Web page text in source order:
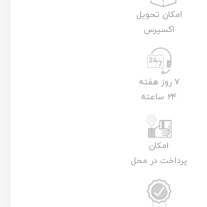
امکان تحویل
اکسپرس
۷ روز هفته
۲۴ ساعته
امکان
پرداخت در محل